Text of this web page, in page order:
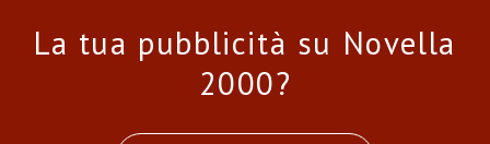
La tua pubblicità su Novella
2000?